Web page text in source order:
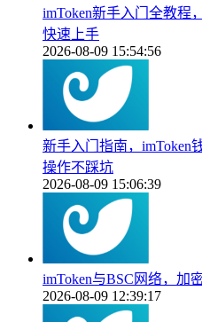
imToken新手入门全教程
快速上手
2026-08-09 15:54:56
新手入门指南，imToken
操作不踩坑
2026-08-09 15:06:39
imToken与BSC网络，加
2026-08-09 12:39:17